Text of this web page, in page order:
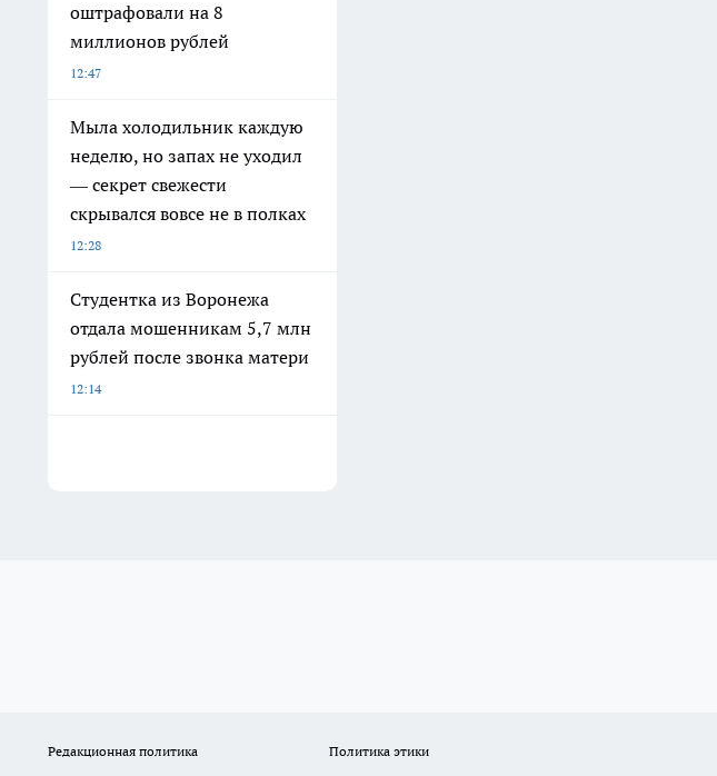
оштрафовали на 8
миллионов рублей
12:47
Мыла холодильник каждую
неделю, но запах не уходил
— секрет свежести
скрывался вовсе не в полках
12:28
Студентка из Воронежа
отдала мошенникам 5,7 млн
рублей после звонка матери
12:14
Редакционная политика Политика этики